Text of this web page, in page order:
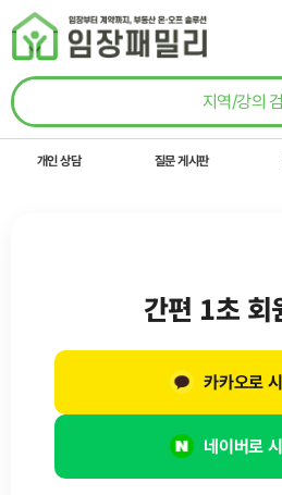
콘텐츠로
건너뛰기
개인 상담 질문 게시판
간편 1초 회
네이버로
카카오로